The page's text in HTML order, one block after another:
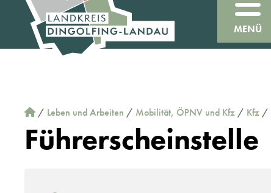
MENÜ
/ Leben und Arbeiten / Mobilität, ÖPNV und Kfz / Kfz /
Führerscheinstelle